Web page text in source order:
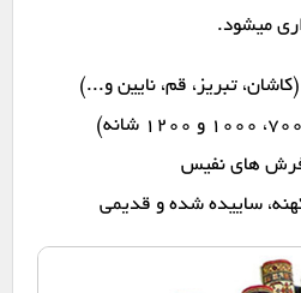
میشود.
تبریز، قم، نایین و...)
فرش های نفیس
ساییده شده و قدیمی